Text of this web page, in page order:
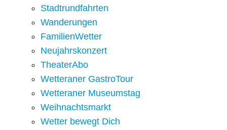
Stadtrundfahrten
Wanderungen
FamilienWetter
Neujahrskonzert
TheaterAbo
Wetteraner GastroTour
Wetteraner Museumstag
Weihnachtsmarkt
Wetter bewegt Dich